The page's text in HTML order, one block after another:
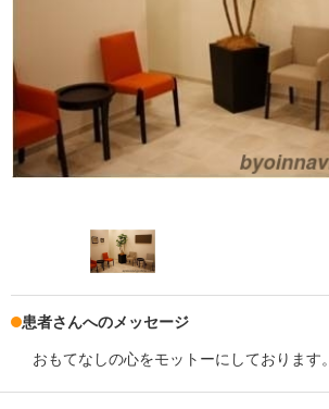
患者さんへのメッセージ
おもてなしの心をモットーにしております。